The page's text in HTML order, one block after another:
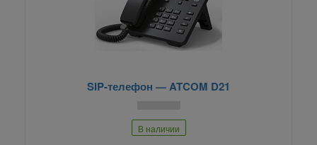
SIP-телефон — ATCOM D21
В наличии